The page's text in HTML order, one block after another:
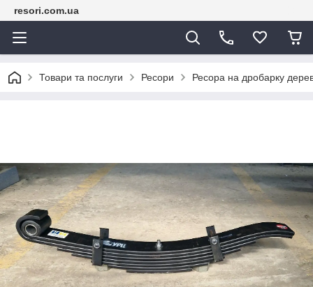
resori.com.ua
Товари та послуги Ресори Ресора на дробарку